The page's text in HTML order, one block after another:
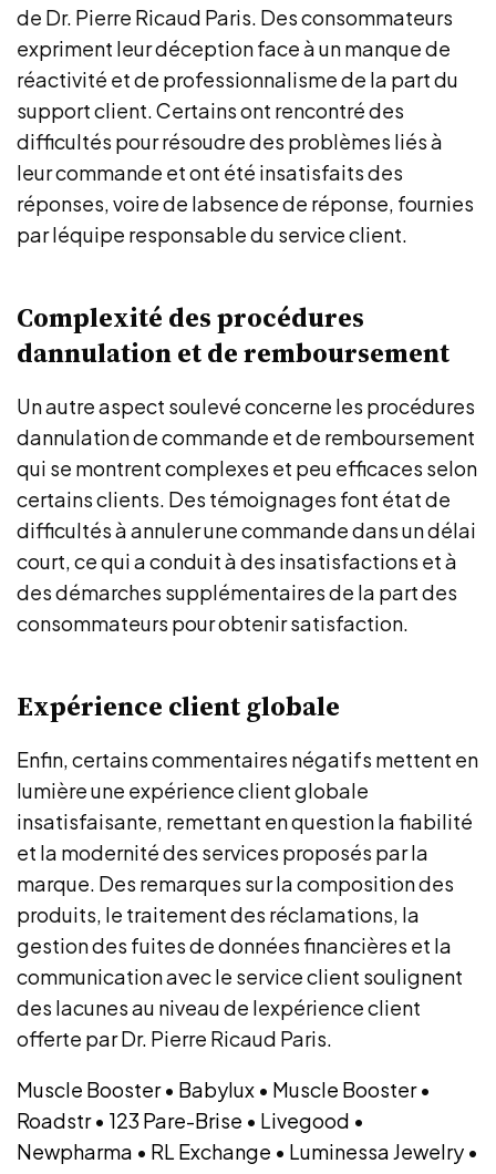
de Dr. Pierre Ricaud Paris. Des consommateurs
expriment leur déception face à un manque de
réactivité et de professionnalisme de la part du
support client. Certains ont rencontré des
difficultés pour résoudre des problèmes liés à
leur commande et ont été insatisfaits des
réponses, voire de labsence de réponse, fournies
par léquipe responsable du service client.
Complexité des procédures
dannulation et de remboursement
Un autre aspect soulevé concerne les procédures
dannulation de commande et de remboursement
qui se montrent complexes et peu efficaces selon
certains clients. Des témoignages font état de
difficultés à annuler une commande dans un délai
court, ce qui a conduit à des insatisfactions et à
des démarches supplémentaires de la part des
consommateurs pour obtenir satisfaction.
Expérience client globale
Enfin, certains commentaires négatifs mettent en
lumière une expérience client globale
insatisfaisante, remettant en question la fiabilité
et la modernité des services proposés par la
marque. Des remarques sur la composition des
produits, le traitement des réclamations, la
gestion des fuites de données financières et la
communication avec le service client soulignent
des lacunes au niveau de lexpérience client
offerte par Dr. Pierre Ricaud Paris.
Muscle Booster• Babylux • Muscle Booster•
Roadstr• 123 Pare-Brise • Livegood •
Newpharma • RL Exchange • Luminessa Jewelry •